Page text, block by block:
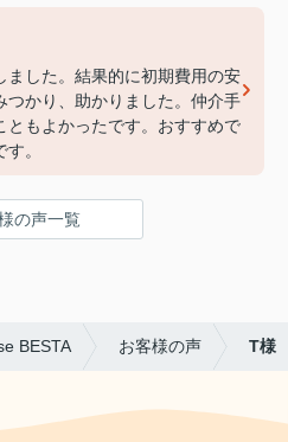
ました。結果的に初期費用の安
つかり、助かりました。仲介手
ともよかったです。おすすめで
。
の声一覧
BESTA お客様の声 T様